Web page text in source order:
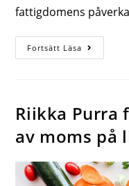
fattigdomens
Fortsätt Läsa
Riikka Purra
av moms på